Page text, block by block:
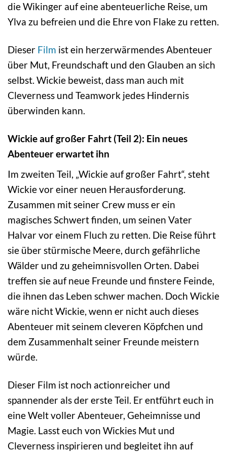
die Wikinger auf eine abenteuerliche Reise, um
Ylva zu befreien und die Ehre von Flake zu retten.
Dieser Film ist ein herzerwärmendes Abenteuer
über Mut, Freundschaft und den Glauben an sich
selbst. Wickie beweist, dass man auch mit
Cleverness und Teamwork jedes Hindernis
überwinden kann.
Wickie auf großer Fahrt (Teil 2): Ein neues
Abenteuer erwartet ihn
Im zweiten Teil, „Wickie auf großer Fahrt“, steht
Wickie vor einer neuen Herausforderung.
Zusammen mit seiner Crew muss er ein
magisches Schwert finden, um seinen Vater
Halvar vor einem Fluch zu retten. Die Reise führt
sie über stürmische Meere, durch gefährliche
Wälder und zu geheimnisvollen Orten. Dabei
treffen sie auf neue Freunde und finstere Feinde,
die ihnen das Leben schwer machen. Doch Wickie
wäre nicht Wickie, wenn er nicht auch dieses
Abenteuer mit seinem cleveren Köpfchen und
dem Zusammenhalt seiner Freunde meistern
würde.
Dieser Film ist noch actionreicher und
spannender als der erste Teil. Er entführt euch in
eine Welt voller Abenteuer, Geheimnisse und
Magie. Lasst euch von Wickies Mut und
Cleverness inspirieren und begleitet ihn auf